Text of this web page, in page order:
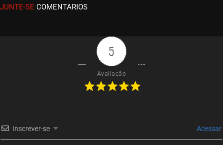
ASSISTIDO
EPISÓDIO 09
março 29, 2026
EPISÓDIO 08
EPISÓDIO 07
JUNTE-SE COMENTARIOS
5
Avaliação
Inscrever-se Acessar